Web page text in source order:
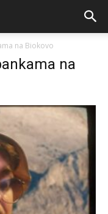
na Biokovo
na